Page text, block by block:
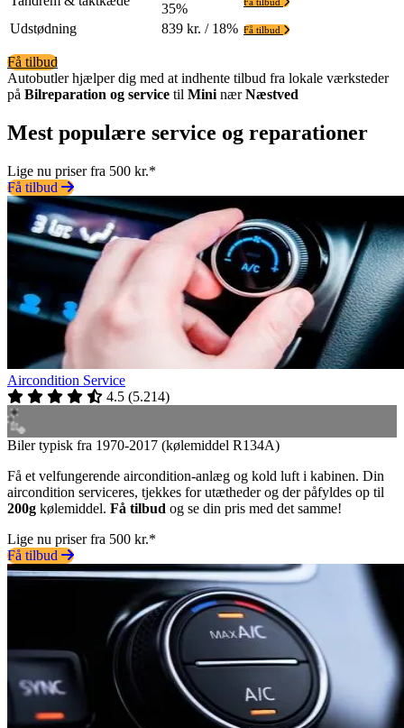
35%
Få tilbud
Udstødning 839 kr. / 18% Få tilbud
Få tilbud
Autobutler hjælper dig med at indhente tilbud fra lokale værksteder
på Bilreparation og service til MininærNæstved
Mest populære service og reparationer
Lige nu priser fra 500 kr.*
Få tilbud
Aircondition Service
4.5 (5.214)
Biler typisk fra 1970-2017 (kølemiddel R134A)
Få et velfungerende aircondition-anlæg og kold luft i kabinen. Din
aircondition serviceres, tjekkes for utætheder og der påfyldes op til
200g kølemiddel. Få tilbud og se din pris med det samme!
Lige nu priser fra 500 kr.*
Få tilbud